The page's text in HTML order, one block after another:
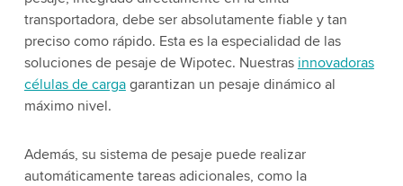
transportadora, debe ser absolutamente fiable y tan
preciso como rápido. Esta es la especialidad de las
soluciones de pesaje de Wipotec. Nuestras innovadoras
células de cargagarantizan un pesaje dinámico al
máximo nivel.
Además, su sistema de pesaje puede realizar
automáticamente tareas adicionales, como la